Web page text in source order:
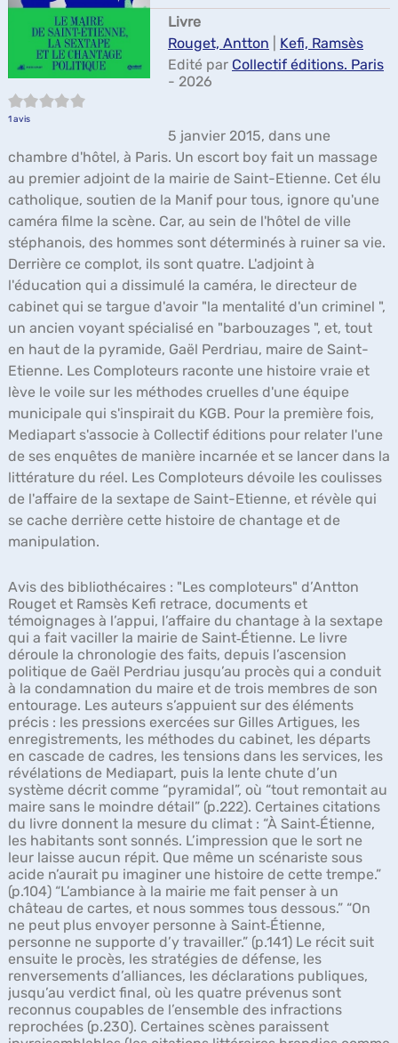
5/5
1avis
Livre
Rouget, Antton
Kefi, Ramsès
Edité par Collectif éditions. Paris
- 2026
5 janvier 2015, dans une
chambre d'hôtel, à Paris. Un escort boy fait un massage
au premier adjoint de la mairie de Saint-Etienne. Cet élu
catholique, soutien de la Manif pour tous, ignore qu'une
caméra filme la scène. Car, au sein de l'hôtel de ville
stéphanois, des hommes sont déterminés à ruiner sa vie.
Derrière ce complot, ils sont quatre. L'adjoint à
l'éducation qui a dissimulé la caméra, le directeur de
cabinet qui se targue d'avoir "la mentalité d'un criminel ",
un ancien voyant spécialisé en "barbouzages ", et, tout
en haut de la pyramide, Gaël Perdriau, maire de Saint-
Etienne. Les Comploteurs raconte une histoire vraie et
lève le voile sur les méthodes cruelles d'une équipe
municipale qui s'inspirait du KGB. Pour la première fois,
Mediapart s'associe à Collectif éditions pour relater l'une
de ses enquêtes de manière incarnée et se lancer dans la
littérature du réel. Les Comploteurs dévoile les coulisses
de l'affaire de la sextape de Saint-Etienne, et révèle qui
se cache derrière cette histoire de chantage et de
manipulation.
Avis des bibliothécaires : "Les comploteurs" d’Antton
Rouget et Ramsès Kefi retrace, documents et
témoignages à l’appui, l’affaire du chantage à la sextape
qui a fait vaciller la mairie de Saint‑Étienne. Le livre
déroule la chronologie des faits, depuis l’ascension
politique de Gaël Perdriau jusqu’au procès qui a conduit
à la condamnation du maire et de trois membres de son
entourage. Les auteurs s’appuient sur des éléments
précis : les pressions exercées sur Gilles Artigues, les
enregistrements, les méthodes du cabinet, les départs
en cascade de cadres, les tensions dans les services, les
révélations de Mediapart, puis la lente chute d’un
système décrit comme “pyramidal”, où “tout remontait au
maire sans le moindre détail” (p.222). Certaines citations
du livre donnent la mesure du climat : “À Saint‑Étienne,
les habitants sont sonnés. L’impression que le sort ne
leur laisse aucun répit. Que même un scénariste sous
acide n’aurait pu imaginer une histoire de cette trempe.”
(p.104) “L’ambiance à la mairie me fait penser à un
château de cartes, et nous sommes tous dessous.” “On
ne peut plus envoyer personne à Saint‑Étienne,
personne ne supporte d’y travailler.” (p.141) Le récit suit
ensuite le procès, les stratégies de défense, les
renversements d’alliances, les déclarations publiques,
jusqu’au verdict final, où les quatre prévenus sont
reconnus coupables de l’ensemble des infractions
reprochées (p.230). Certaines scènes paraissent